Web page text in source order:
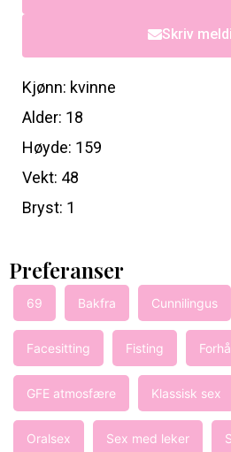
Skriv
Kjønn: kvinne
Alder: 18
Høyde: 159
Vekt: 48
Bryst: 1
Preferanser
69 Bakfra Cunnilingus
Facesitting Fisting
GFE atmosfære Klassisk sex
Oralsex Sex med leker